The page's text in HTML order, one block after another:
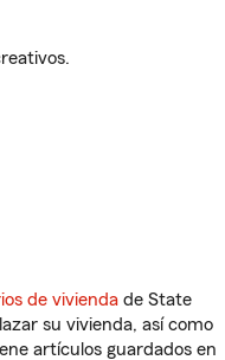
de vivienda de State
su vivienda, así como
artículos guardados en